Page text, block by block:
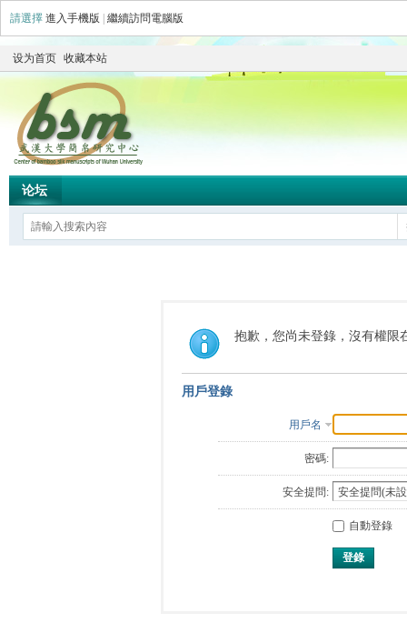
請選擇 進入手機版 繼續訪問電腦版
设为首页 收藏本站
论坛
抱歉，您尚未登錄，沒有權限
用戶登錄
用戶名
密碼:
安全提問:
自動登錄
登錄